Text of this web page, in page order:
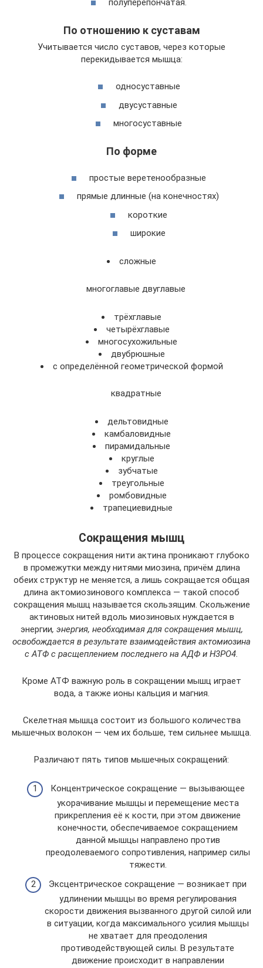
полуперепончатая.
По отношению к суставам
Учитывается число суставов, через которые
перекидывается мышца:
односуставные
двусуставные
многосуставные
По форме
простые веретенообразные
прямые длинные (на конечностях)
короткие
широкие
сложные
многоглавые двуглавые
трёхглавые
четырёхглавые
многосухожильные
двубрюшные
с определённой геометрической формой
квадратные
дельтовидные
камбаловидные
пирамидальные
круглые
зубчатые
треугольные
ромбовидные
трапециевидные
Сокращения мышц
В процессе сокращения нити актина проникают глубоко
в промежутки между нитями миозина, причём длина
обеих структур не меняется, а лишь сокращается общая
длина актомиозинового комплекса — такой способ
сокращения мышц называется скользящим. Скольжение
актиновых нитей вдоль миозиновых нуждается в
энергии, энергия, необходимая для сокращения мышц,
освобождается в результате взаимодействия актомиозина
с АТФ с расщеплением последнего на АДФ и H3PO4.
Кроме АТФ важную роль в сокращении мышц играет
вода, а также ионы кальция и магния.
Скелетная мышца состоит из большого количества
мышечных волокон — чем их больше, тем сильнее мышца.
Различают пять типов мышечных сокращений:
Концентрическое сокращение — вызывающее
укорачивание мышцы и перемещение места
прикрепления её к кости, при этом движение
конечности, обеспечиваемое сокращением
данной мышцы направлено против
преодолеваемого сопротивления, например силы
тяжести.
Эксцентрическое сокращение — возникает при
удлинении мышцы во время регулирования
скорости движения вызванного другой силой или
в ситуации, когда максимального усилия мышцы
не хватает для преодоления
противодействующей силы. В результате
движение происходит в направлении